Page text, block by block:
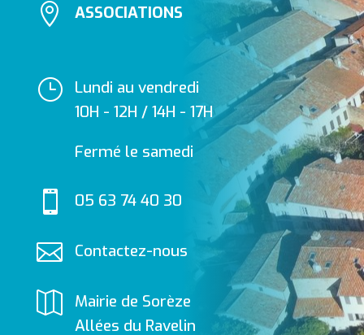
 ASSOCIATIONS
}
Lundi au vendredi
10H - 12H / 14H - 17H
Fermé le samedi
 05 63 74 40 30
 Contactez-nous

Mairie de Sorèze
Allées du Ravelin